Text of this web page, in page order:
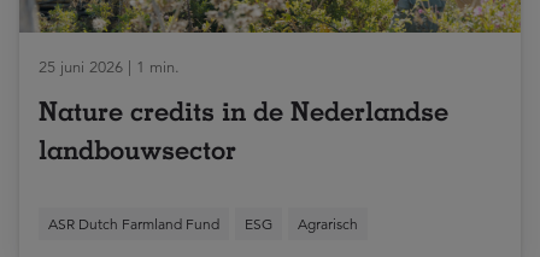
25 juni 2026 | 1 min.
Nature credits in de Nederlandse
landbouwsector
ASR Dutch Farmland Fund ESG Agrarisch